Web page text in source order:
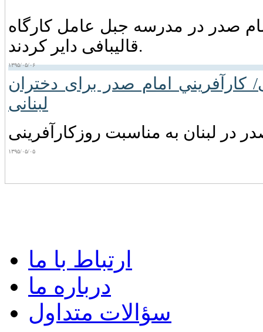
صدر در مدرسه جبل عامل کارگاه
قالیبافی دایر کردند.
۱۳۹۵/۰۵/۰۶
كارآفريني امام صدر برای دختران
لبنانی
در لبنان به مناسبت روزکارآفرینی
۱۳۹۵/۰۵/۰۵
ارتباط با ما
درباره ما
سؤالات متداول